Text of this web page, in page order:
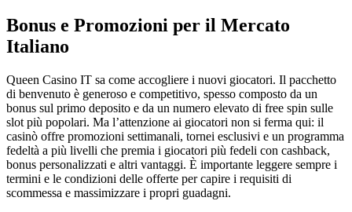
Bonus e Promozioni per il Mercato
Italiano
Queen Casino IT sa come accogliere i nuovi giocatori. Il pacchetto
di benvenuto è generoso e competitivo, spesso composto da un
bonus sul primo deposito e da un numero elevato di free spin sulle
slot più popolari. Ma l’attenzione ai giocatori non si ferma qui: il
casinò offre promozioni settimanali, tornei esclusivi e un programma
fedeltà a più livelli che premia i giocatori più fedeli con cashback,
bonus personalizzati e altri vantaggi. È importante leggere sempre i
termini e le condizioni delle offerte per capire i requisiti di
scommessa e massimizzare i propri guadagni.